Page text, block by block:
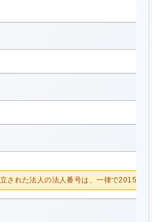
された法人の法人番号は、一律で2015/10/